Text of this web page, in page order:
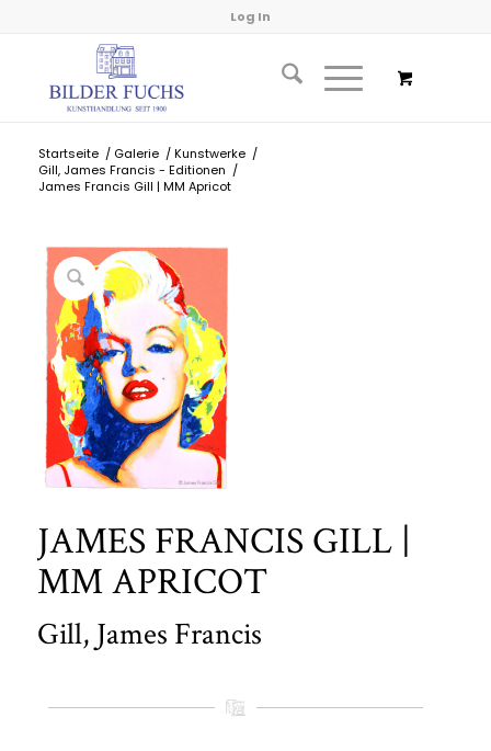
Log In
Startseite / Galerie / Kunstwerke /
Gill, James Francis - Editionen /
James Francis Gill | MM Apricot
JAMES FRANCIS GILL |
MM APRICOT
Gill, James Francis